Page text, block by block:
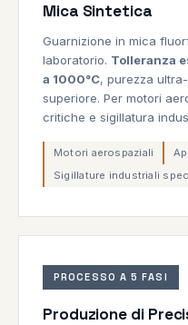
Mica Sintetica
Guarnizione in mica
laboratorio. Tolleranza
a 1000°C, purezza
superiore. Per motori
critiche e sigillatura
Motori aerospaziali
Sigillature industriali
PROCESSO A 5 FASI
Produzione di